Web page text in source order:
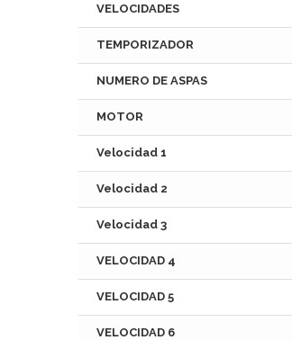
VELOCIDADES
TEMPORIZADOR
NUMERO DE ASPAS
MOTOR
Velocidad 1
Velocidad 2
Velocidad 3
VELOCIDAD 4
VELOCIDAD 5
VELOCIDAD 6